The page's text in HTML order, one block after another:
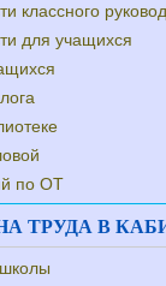
классного
для учащихся
по ОТ
ТРУДА В